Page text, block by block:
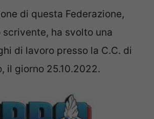
di questa Federazione,
ha svolto una
di lavoro presso la C.C. di
il giorno 25.10.2022.